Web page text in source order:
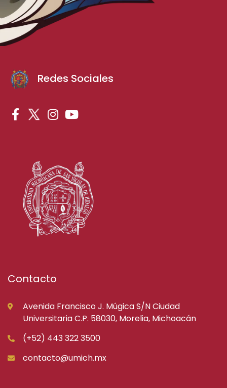
Redes Sociales
Contacto
Avenida Francisco J. Múgica S/N Ciudad
Universitaria C.P. 58030, Morelia, Michoacán
(+52) 443 322 3500
contacto@umich.mx